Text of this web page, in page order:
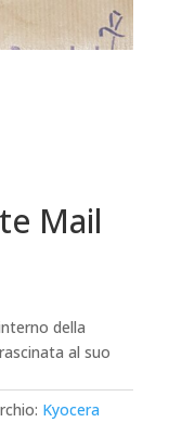
Mail
della
al suo
Kyocera